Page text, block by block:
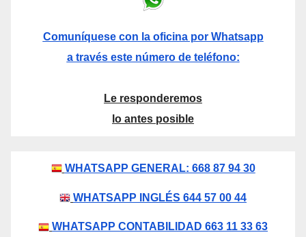
Comuníquese con la oficina por Whatsapp
a través este número de teléfono:
Le responderemos
lo antes posible
WHATSAPP GENERAL: 668 87 94 30
WHATSAPP INGLÉS 644 57 00 44
WHATSAPP CONTABILIDAD 663 11 33 63